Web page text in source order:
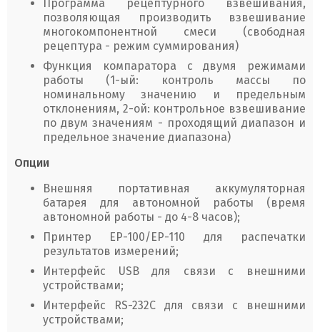
Программа рецептурного взвешивания,
позволяющая производить взвешивание
многокомпонентной смеси (свободная
рецептура - режим суммирования)
Функция компаратора с двумя режимами
работы (1-ый: контроль массы по
номинальному значению и предельным
отклонениям, 2-ой: контрольное взвешивание
по двум значениям - проходящий диапазон и
предельное значение диапазона)
Опции
Внешняя портативная аккумуляторная
батарея для автономной работы (время
автономной работы - до 4-8 часов);
Принтер ЕР-100/ЕР-110 для распечатки
результатов измерений;
Интерфейс USB для связи с внешними
устройствами;
Интерфейс RS-232C для связи с внешними
устройствами;